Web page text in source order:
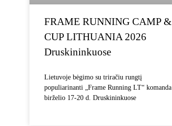
FRAME RUNNING CAMP &
CUP LITHUANIA 2026
Druskininkuose
Lietuvoje bėgimo su triračiu rungtį
populiarinanti „Frame Running LT“ komanda
birželio 17-20 d. Druskininkuose